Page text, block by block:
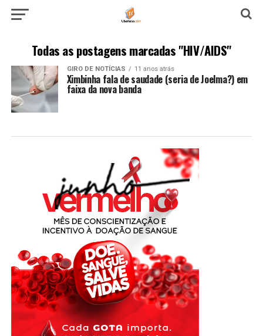
Todas as postagens marcadas "HIV/AIDS"
GIRO DE NOTÍCIAS 11 anos atrás
Ximbinha fala de saudade (seria de Joelma?) em
faixa da nova banda